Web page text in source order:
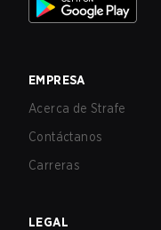
EMPRESA
Acerca de Strafe
Contáctanos
Carreras
LEGAL